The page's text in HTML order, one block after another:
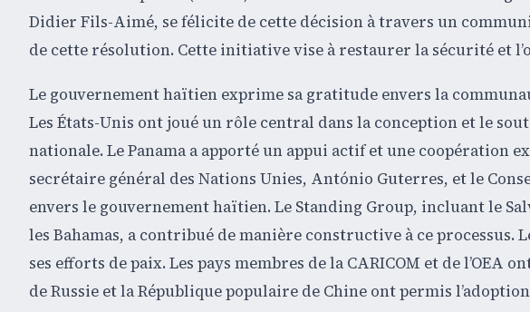
Didier Fils-Aimé, se félicite de cette décision à travers un
de cette résolution. Cette initiative vise à restaurer la sécurité et
Le gouvernement haïtien exprime sa gratitude envers la
Les États-Unis ont joué un rôle central dans la conception et le
nationale. Le Panama a apporté un appui actif et une coopération
secrétaire général des Nations Unies, António Guterres, et le
envers le gouvernement haïtien. Le Standing Group, incluant le
les Bahamas, a contribué de manière constructive à ce processus.
ses efforts de paix. Les pays membres de la CARICOM et de l’OEA
de Russie et la République populaire de Chine ont permis